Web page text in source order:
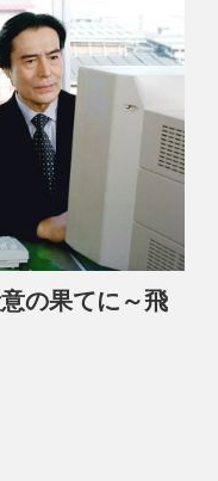
の果てに～飛